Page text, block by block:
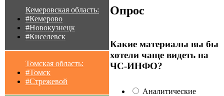
Кемеровская область:
#Кемерово
#Новокузнецк
#Киселевск
Томская область:
#Томск
#Стрежевой
Опрос
Какие материалы вы бы
хотели чаще видеть на
ЧС-ИНФО?
Аналитические